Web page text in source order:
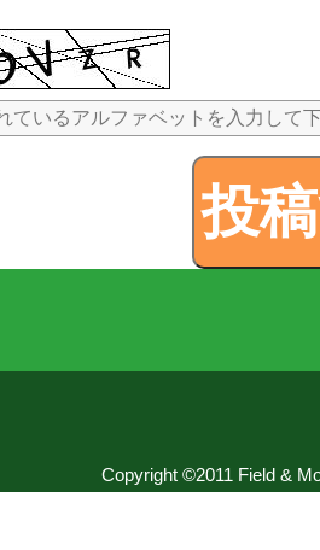
Copyright ©2011 Field &